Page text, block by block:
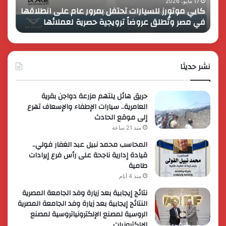
في
مصر
وتُطلق
عروضاً
ترويجية
حصرية
كايي موتورز للسيارات تحتفل بمرور عام على انطلاقها
في مصر وتُطلق عروضاً ترويجية حصرية لعملائها
جديدة
نشر حديثا
حريق هائل يلتهم مزرعة دواجن بقرية
العامرية.. سيارات الإطفاء والإسعاف تهرع
إلى موقع الحادث
منذ 21 ساعة
المحاسب محمد نبيل عبد الغفار فولي..
قيادة إدارية ناجحة على رأس فرع إيرادات
طامية
منذ 4 أيام
نتائج إيجابية بعد زيارة وفد الجامعة المصرية
النتائج إيجابية بعد زيارة وفد الجامعة المصرية
الروسية لمصنع الإلكترونياتروسية لمصنع